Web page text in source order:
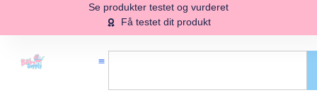
Se produkter testet og vurderet
Få testet dit produkt